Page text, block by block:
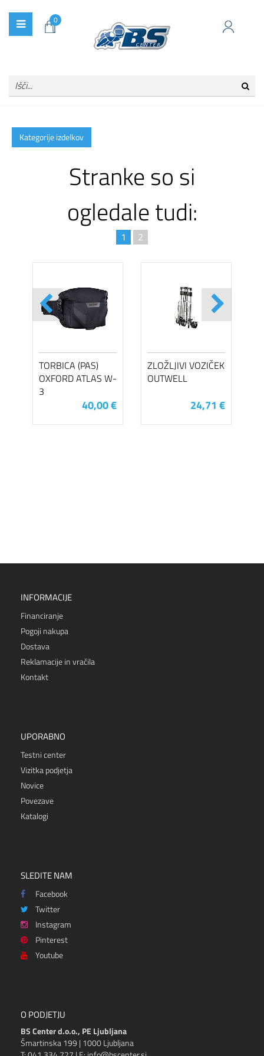
0
Kategorije izdelkov
Stranke so si
ogledale tudi:
1 2
TORBICA (PAS)
OXFORD ATLAS W-
3
40,00 €
ZLOŽLJIVI VOZIČEK
OUTWELL
24,71 €
INFORMACIJE
Financiranje
Pogoji nakupa
Dostava
Reklamacije in vračila
Kontakt
UPORABNO
Testni center
Vizitka podjetja
Novice
Povezave
Katalogi
SLEDITE NAM
Facebook
Twitter
Instagram
Pinterest
Youtube
O PODJETJU
BS Center d.o.o., PE Ljubljana
Šmartinska 199 | 1000 Ljubljana